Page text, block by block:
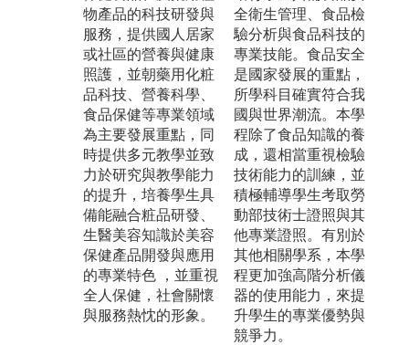
物產品的科技研發與
服務，提供國人居家
或社區的營養與健康
照護，並朝藥用化粧
品科技、營養科學、
食品保健等專業領域
為主要發展重點，同
時提供多元教學並致
力於研究與教學能力
的提升，培養學生具
備能融合粧品研發、
生醫美容知識於美容
保健產品開發與應用
的專業特色 ，並重視
全人保健，社會關懷
與服務熱忱的形象。
全衛生管理、食品檢
驗分析與食品科技的
專業技能。食品安全
是國家發展的重點，
所學科目確實符合我
國與世界潮流。本學
程除了食品知識的養
成，還相當重視檢驗
技術能力的訓練，並
積極輔導學生考取勞
動部技術士證照與其
他專業證照。有別於
其他相關學系，本學
程更加強高階分析儀
器的使用能力，來提
升學生的專業優勢與
競爭力。